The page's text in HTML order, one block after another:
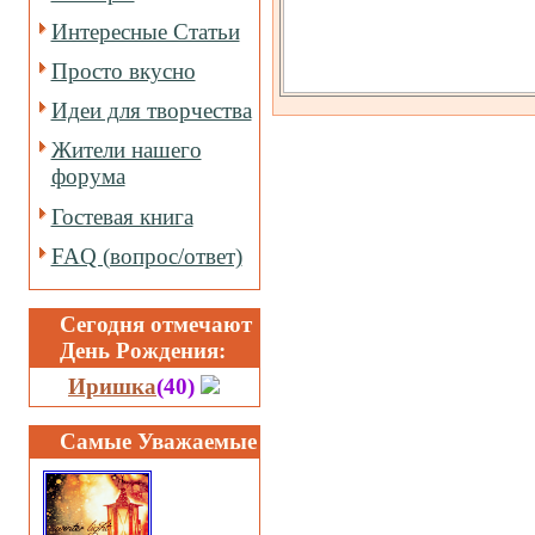
Интересные Статьи
Просто вкусно
Идеи для творчества
Жители нашего
форума
Гостевая книга
FAQ (вопрос/ответ)
Сегодня отмечают
День Рождения:
Иришка(40)
Самые Уважаемые